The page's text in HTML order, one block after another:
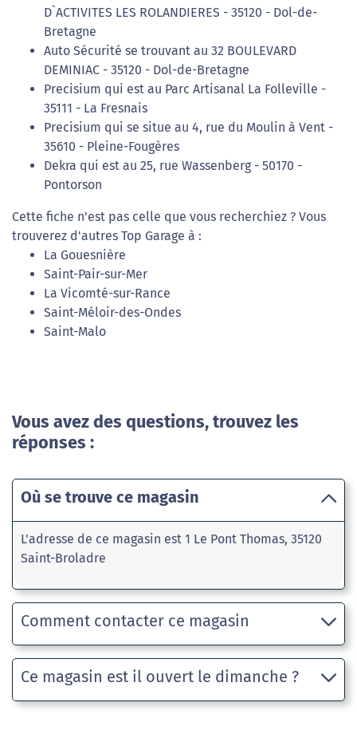
D`ACTIVITES LES ROLANDIERES - 35120 - Dol-de-
Bretagne
Auto Sécurité se trouvant au 32 BOULEVARD
DEMINIAC - 35120 - Dol-de-Bretagne
Precisium qui est au Parc Artisanal La Folleville -
35111 - La Fresnais
Precisium qui se situe au 4, rue du Moulin à Vent -
35610 - Pleine-Fougères
Dekra qui est au 25, rue Wassenberg - 50170 -
Pontorson
Cette fiche n'est pas celle que vous recherchiez ? Vous
trouverez d'autres Top Garage à :
La Gouesnière
Saint-Pair-sur-Mer
La Vicomté-sur-Rance
Saint-Méloir-des-Ondes
Saint-Malo
Vous avez des questions, trouvez les
réponses :
Où se trouve ce magasin
L'adresse de ce magasin est 1 Le Pont Thomas, 35120
Saint-Broladre
Comment contacter ce magasin
Ce magasin est il ouvert le dimanche ?